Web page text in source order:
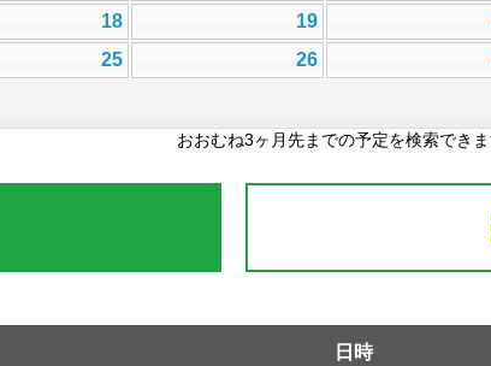
18 19
25 26
おおむね3ヶ月先までの予定を検索でき
日時